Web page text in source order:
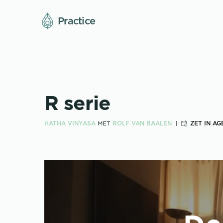
Practice
R serie
HATHA VINYASA MET ROLF VAN BAALEN ZET IN